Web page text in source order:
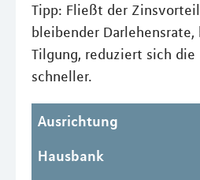
Tipp: Fließt der
bleibender
Tilgung, reduziert sich die
schneller.
Ausrichtung
Hausbank